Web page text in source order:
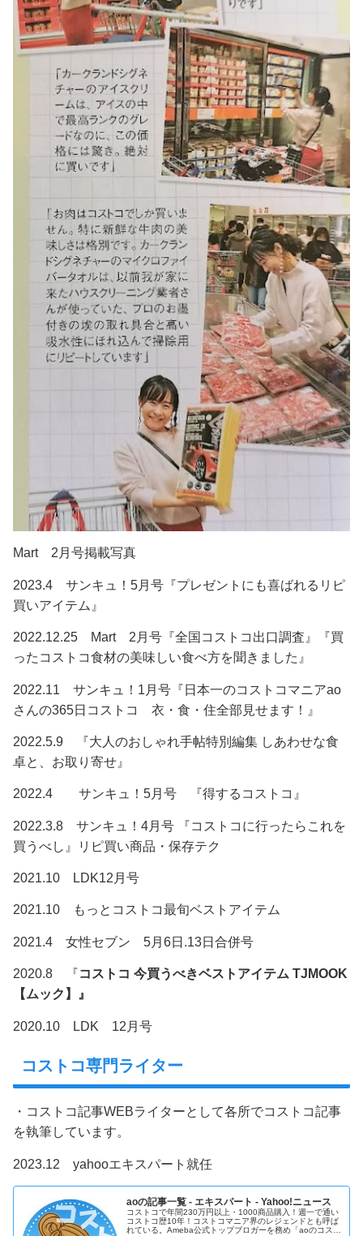
Mart 2月号掲載写真
2023.4 サンキュ！5月号『プレゼントにも喜ばれるリピ
買いアイテム』
2022.12.25 Mart 2月号『全国コストコ出口調査』『買
ったコストコ食材の美味しい食べ方を聞きました』
2022.11 サンキュ！1月号『日本一のコストコマニアao
さんの365日コストコ 衣・食・住全部見せます！』
2022.5.9 『大人のおしゃれ手帖特別編集 しあわせな食
卓と、お取り寄せ』
2022.4 サンキュ！5月号 『得するコストコ』
2022.3.8 サンキュ！4月号 『コストコに行ったらこれを
買うべし』リピ買い商品・保存テク
2021.10 LDK12月号
2021.10 もっとコストコ最旬ベストアイテム
2021.4 女性セブン 5月6日.13日合併号
2020.8 『コストコ 今買うべきベストアイテム TJMOOK
【ムック】』
2020.10 LDK 12月号
コストコ専門ライター
・コストコ記事WEBライターとして各所でコストコ記事
を執筆しています。
2023.12 yahooエキスパート就任
aoの記事一覧 - エキスパート - Yahoo!ニュース
コストコで年間230万円以上・1000商品購入！週一で通い
コストコ歴10年！コストコマニア界のレジェンドとも呼ば
れている。Ameba公式トップブロガーを務め「aoのコスト